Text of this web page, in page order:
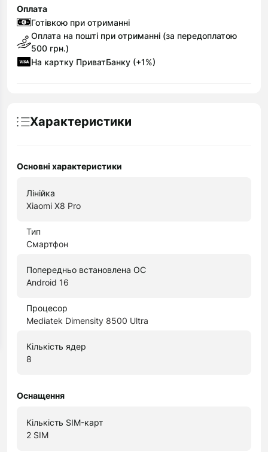
Оплата
Готівкою при отриманні
Оплата на пошті при отриманні (за передоплатою
500 грн.)
На картку ПриватБанку (+1%)
Характеристики
Основні характеристики
Лінійка
Xiaomi X8 Pro
Тип
Смартфон
Попередньо встановлена ОС
Android 16
Процесор
Mediatek Dimensity 8500 Ultra
Кількість ядер
8
Оснащення
Кількість SIM-карт
2 SIM